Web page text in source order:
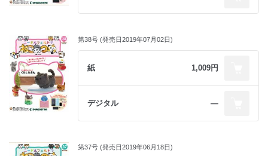
第38号 (発売日2019年07月02日)
紙 1,009円
デジタル ―
第37号 (発売日2019年06月18日)